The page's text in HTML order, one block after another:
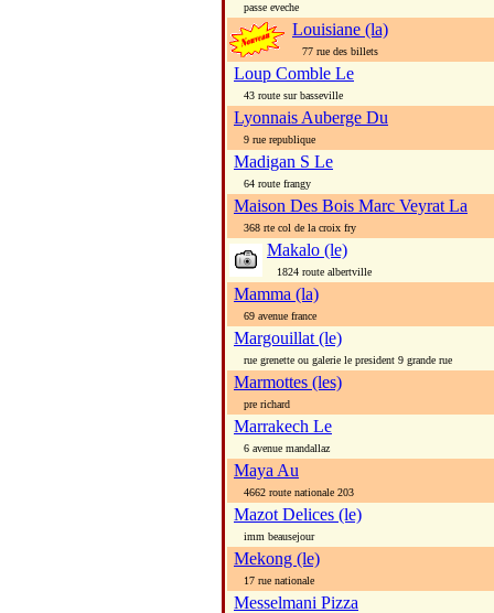
passe eveche
Louisiane (la)
77 rue des billets
Loup Comble Le
43 route sur basseville
Lyonnais Auberge Du
9 rue republique
Madigan S Le
64 route frangy
Maison Des Bois Marc Veyrat La
368 rte col de la croix fry
Makalo (le)
1824 route albertville
Mamma (la)
69 avenue france
Margouillat (le)
rue grenette ou galerie le president 9 grande rue
Marmottes (les)
pre richard
Marrakech Le
6 avenue mandallaz
Maya Au
4662 route nationale 203
Mazot Delices (le)
imm beausejour
Mekong (le)
17 rue nationale
Messelmani Pizza